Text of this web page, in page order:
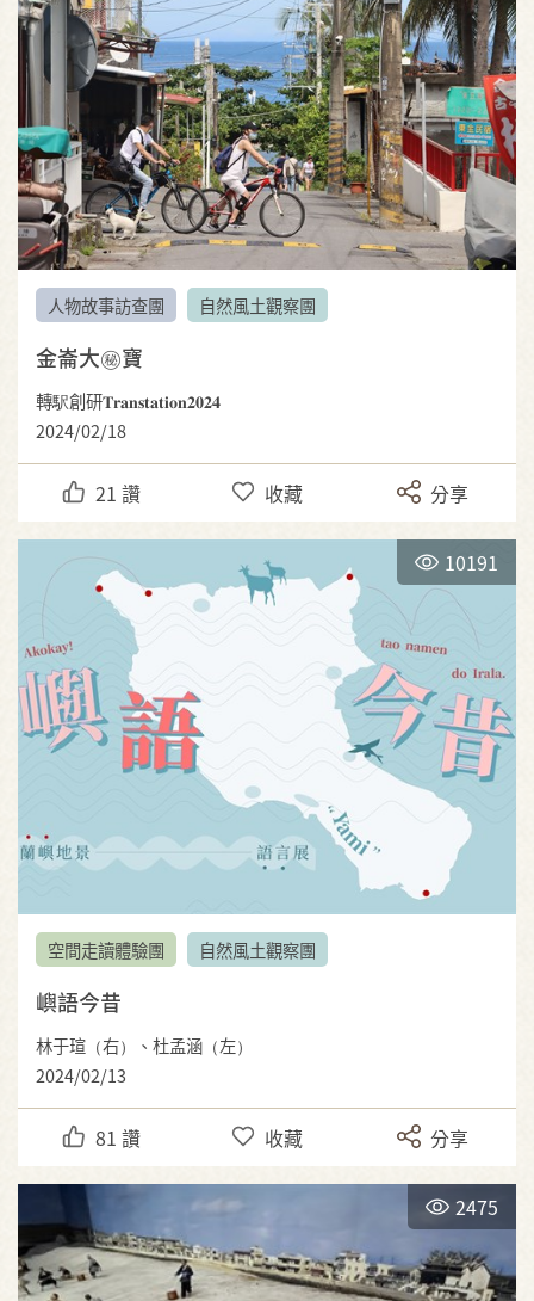
人物故事訪查團 自然風土觀察團
金崙大㊙️寶
轉駅創研𝐓𝐫𝐚𝐧𝐬𝐭𝐚𝐭𝐢𝐨𝐧𝟐𝟎𝟐𝟒
2024/02/18
21 讚 收藏 分享
10191
空間走讀體驗團 自然風土觀察團
嶼語今昔
林于瑄（右）、杜孟涵（左）
2024/02/13
81 讚 收藏 分享
2475